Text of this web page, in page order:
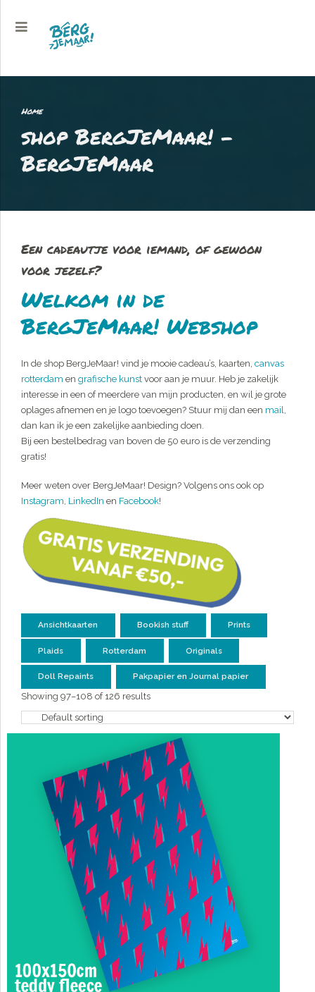
Home
shop BergJeMaar! -
BergJeMaar
Een cadeautje voor iemand, of gewoon
voor jezelf?
Welkom in de
BergJeMaar! Webshop
In de shop BergJeMaar! vind je mooie cadeau’s, kaarten, canvas
rotterdam en grafische kunst voor aan je muur. Heb je zakelijk
interesse in een of meerdere van mijn producten, en wil je grote
oplages afnemen en je logo toevoegen? Stuur mij dan een mail
dan kan ik je een zakelijke aanbieding doen.
Bij een bestelbedrag van boven de 50 euro is de verzending
gratis!
Meer weten over BergJeMaar! Design? Volgens ons ook op
Instagram, LinkedIn en Facebook!
Ansichtkaarten Bookish stuff Prints
Plaids Rotterdam Originals
Doll Repaints Pakpapier en Journal papier
Showing 97–108 of 126 results